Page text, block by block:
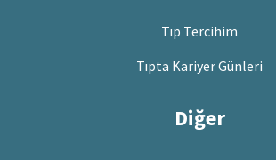
Tıp Tercihim
Tıpta Kariyer Günleri
Diğer